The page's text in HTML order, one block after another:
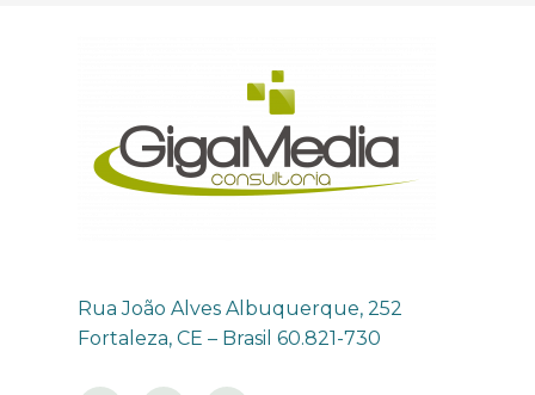
Rua João Alves Albuquerque, 252
Fortaleza, CE – Brasil 60.821-730